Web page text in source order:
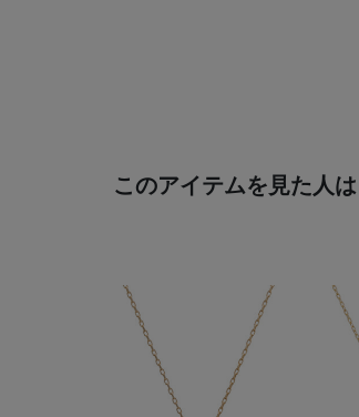
このアイテムを見た人